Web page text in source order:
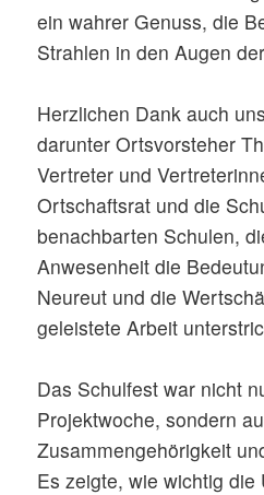
ein wahrer Genuss, die
Strahlen in den Augen
Herzlichen Dank auch
darunter Ortsvorsteher
Vertreter und
Ortschaftsrat und die
benachbarten Schulen,
Anwesenheit die
Neureut und die
geleistete Arbeit
Das Schulfest war nicht
Projektwoche, sondern
Zusammengehörigkeit
Es zeigte, wie wichtig die